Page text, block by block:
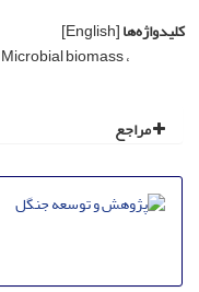
کلیدواژه‌ها[English]
Microbial biomass
مراجع